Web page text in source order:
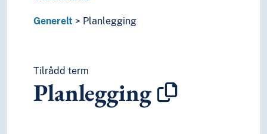
Rekruttering (Generelt)
Resiprositet
Ressurser
Resultater
Generelt Planlegging
Tilrådd term
Planlegging